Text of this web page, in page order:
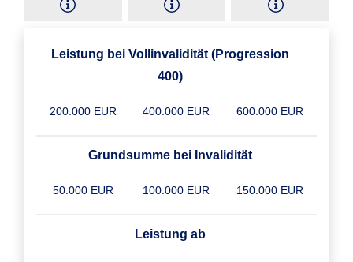
Leistung bei Vollinvalidität (Progression
400)
200.000 EUR 400.000 EUR 600.000 EUR
Grundsumme bei Invalidität
50.000 EUR 100.000 EUR 150.000 EUR
Leistung ab